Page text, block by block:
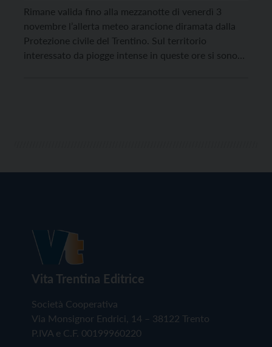
Rimane valida fino alla mezzanotte di venerdì 3
novembre l’allerta meteo arancione diramata dalla
Protezione civile del Trentino. Sul territorio
interessato da piogge intense in queste ore si sono
Vita Trentina Editrice
Società Cooperativa
Via Monsignor Endrici, 14 – 38122 Trento
P.IVA e C.F. 00199960220